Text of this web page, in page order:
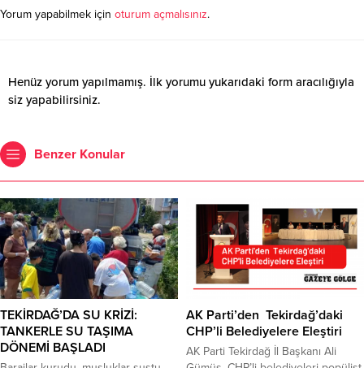
Yorum yapabilmek için oturum açmalısınız.
Henüz yorum yapılmamış. İlk yorumu yukarıdaki form aracılığıyla
siz yapabilirsiniz.
Benzer Konular
TEKİRDAĞ’DA SU KRİZİ:
TANKERLE SU TAŞIMA
DÖNEMİ BAŞLADI
AK Parti’den Tekirdağ’daki
CHP’li Belediyelere Eleştiri
AK Parti Tekirdağ İl Başkanı Ali